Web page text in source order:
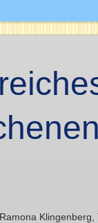
Klingenberg,